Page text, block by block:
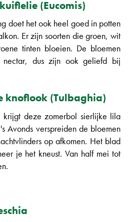
(Eucomis)
doet het ook heel goed in potten
Er zijn soorten die groen, wit
tinten bloeien. De bloemen
nectar, dus zijn ook geliefd bij
knoflook (Tulbaghia)
krijgt deze zomerbol sierlijke lila
Avonds verspreiden de bloemen
op afkomen. Het blad
je het kneust. Van half mei tot